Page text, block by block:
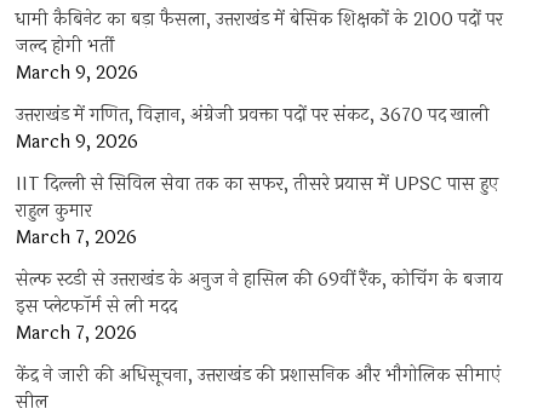
धामी कैबिनेट का बड़ा फैसला, उत्तराखंड में बेसिक शिक्षकों के 2100 पदों पर
जल्द होगी भर्ती
March 9, 2026
उत्तराखंड में गणित, विज्ञान, अंग्रेजी प्रवक्ता पदों पर संकट, 3670 पद खाली
March 9, 2026
IIT दिल्ली से सिविल सेवा तक का सफर, तीसरे प्रयास में UPSC पास हुए
राहुल कुमार
March 7, 2026
सेल्फ स्टडी से उत्तराखंड के अनुज ने हासिल की 69वीं रैंक, कोचिंग के बजाय
इस प्लेटफॉर्म से ली मदद
March 7, 2026
केंद्र ने जारी की अधिसूचना, उत्तराखंड की प्रशासनिक और भौगोलिक सीमाएं
सील